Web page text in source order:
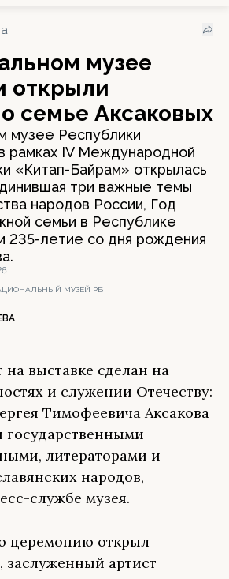
музее
открыли
семье Аксаковых
музее Республики
рамках IV Международной
«Китап-Байрам» открылась
три важные темы
народов России, Год
семьи в Республике
235-летие со дня рождения
МУЗЕЙ РБ
выставке сделан на
и служении Отечеству:
Тимофеевича Аксакова
литераторами и
народов,
службе музея.
церемонию открыл
заслуженный артист